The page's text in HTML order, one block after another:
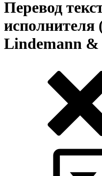
Перевод
Lindemann